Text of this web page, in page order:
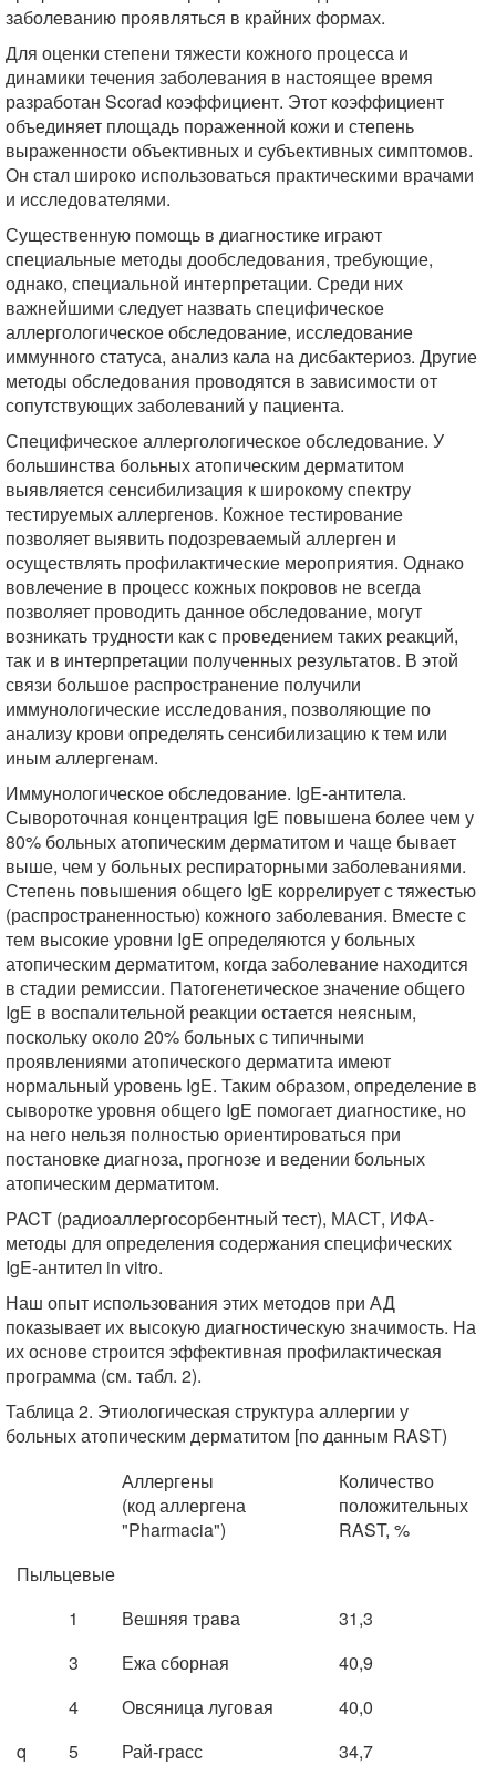
заболеванию проявляться в крайних формах.
Для оценки степени тяжести кожного процесса и
динамики течения заболевания в настоящее время
разработан Scorad коэффициент. Этот коэффициент
объединяет площадь пораженной кожи и степень
выраженности объективных и субъективных симптомов.
Он стал широко использоваться практическими врачами
и исследователями.
Существенную помощь в диагностике играют
специальные методы дообследования, требующие,
однако, специальной интерпретации. Среди них
важнейшими следует назвать специфическое
аллергологическое обследование, исследование
иммунного статуса, анализ кала на дисбактериоз. Другие
методы обследования проводятся в зависимости от
сопутствующих заболеваний у пациента.
Специфическое аллергологическое обследование. У
большинства больных атопическим дерматитом
выявляется сенсибилизация к широкому спектру
тестируемых аллергенов. Кожное тестирование
позволяет выявить подозреваемый аллерген и
осуществлять профилактические мероприятия. Однако
вовлечение в процесс кожных покровов не всегда
позволяет проводить данное обследование, могут
возникать трудности как с проведением таких реакций,
так и в интерпретации полученных результатов. В этой
связи большое распространение получили
иммунологические исследования, позволяющие по
анализу крови определять сенсибилизацию к тем или
иным аллергенам.
Иммунологическое обследование. IgE-антитела.
Сывороточная концентрация IgЕ повышена более чем у
80% больных атопическим дерматитом и чаще бывает
выше, чем у больных респираторными заболеваниями.
Степень повышения общего IgЕ коррелирует с тяжестью
(распространенностью) кожного заболевания. Вместе с
тем высокие уровни IgЕ определяются у больных
атопическим дерматитом, когда заболевание находится
в стадии ремиссии. Патогенетическое значение общего
IgЕ в воспалительной реакции остается неясным,
поскольку около 20% больных с типичными
проявлениями атопического дерматита имеют
нормальный уровень IgЕ. Таким образом, определение в
сыворотке уровня общего IgЕ помогает диагностике, но
на него нельзя полностью ориентироваться при
постановке диагноза, прогнозе и ведении больных
атопическим дерматитом.
PACT (радиоаллергосорбентный тест), МАСТ, ИФА-
методы для определения содержания специфических
IgE-антител in vitro.
Наш опыт использования этих методов при АД
показывает их высокую диагностическую значимость. На
их основе строится эффективная профилактическая
программа (см. табл. 2).
Таблица 2. Этиологическая структура аллергии у
больных атопическим дерматитом [по данным RAST)
Аллергены
(код аллергена
"Pharmacia")
Количество
положительных
RAST, %
Пыльцевые
q
1 Вешняя трaва
31,3
3
Ежа сборная
40,9
4
Овсяница луговая
40,0
5
Рай-грaсс
34,7